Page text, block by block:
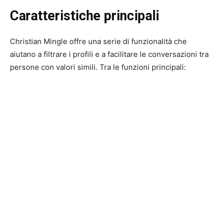
Caratteristiche principali
Christian Mingle offre una serie di funzionalità che
aiutano a filtrare i profili e a facilitare le conversazioni tra
persone con valori simili. Tra le funzioni principali: